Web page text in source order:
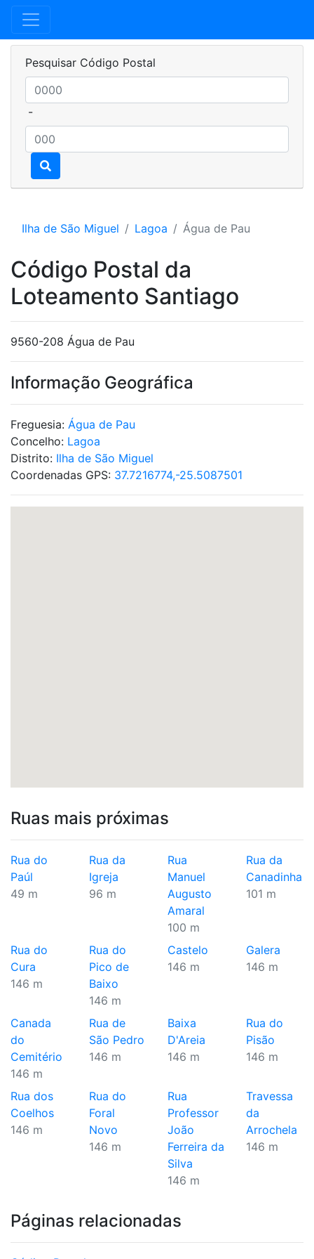
Pesquisar Código Postal
-
Ilha de São Miguel Lagoa Água de Pau
Código Postal da
Loteamento Santiago
9560-208 Água de Pau
Informação Geográfica
Freguesia: Água de Pau
Concelho: Lagoa
Distrito: Ilha de São Miguel
Coordenadas GPS: 37.7216774,-25.5087501
Ruas mais próximas
Rua do
Paúl
49 m
Rua da
Igreja
96 m
Rua
Manuel
Augusto
Amaral
100 m
Rua da
Canadinha
101 m
Rua do
Cura
146 m
Rua do
Pico de
Baixo
146 m
Castelo
146 m
Galera
146 m
Canada
do
Cemitério
146 m
Rua de
São Pedro
146 m
Baixa
D'Areia
146 m
Rua do
Pisão
146 m
Rua dos
Coelhos
146 m
Rua do
Foral
Novo
146 m
Rua
Professor
João
Ferreira da
Silva
146 m
Travessa
da
Arrochela
146 m
Páginas relacionadas